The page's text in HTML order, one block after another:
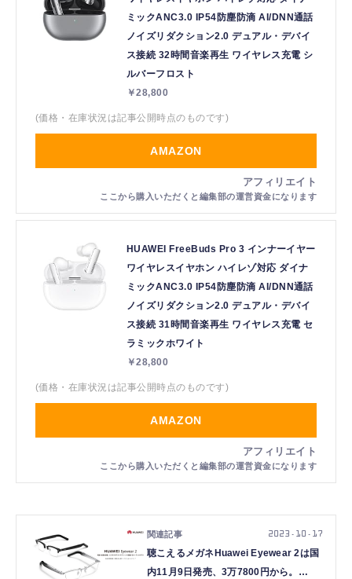
ミックANC3.0 IP54防塵防滴 AI/DNN通話
ノイズリダクション2.0 デュアル・デバイ
ス接続 32時間音楽再生 ワイヤレス充電 シ
ルバーフロスト
￥28,800
(価格・在庫状況は記事公開時点のものです)
AMAZON
HUAWEI FreeBuds Pro 3 インナーイヤー
ワイヤレスイヤホン ハイレゾ対応 ダイナ
ミックANC3.0 IP54防塵防滴 AI/DNN通話
ノイズリダクション2.0 デュアル・デバイ
ス接続 31時間音楽再生 ワイヤレス充電 セ
ラミックホワイト
￥28,800
(価格・在庫状況は記事公開時点のものです)
AMAZON
聴こえるメガネHuawei Eyewear 2は国
内11月9日発売、3万7800円から。
2023.10.17